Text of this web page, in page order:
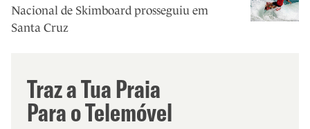
Nacional de Skimboard prosseguiu em
Santa Cruz
Traz a Tua Praia
Para o Telemóvel